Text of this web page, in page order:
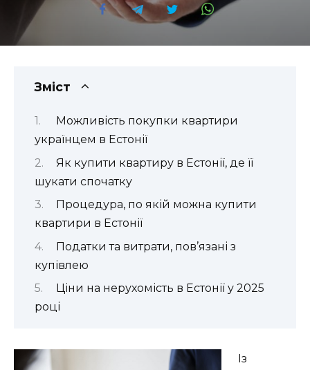
Зміст
Можливість покупки квартири
українцем в Естонії
Як купити квартиру в Естонії, де її
шукати спочатку
Процедура, по якій можна купити
квартири в Естонії
Податки та витрати, пов’язані з
купівлею
Ціни на нерухомість в Естонії у 2025
році
Із